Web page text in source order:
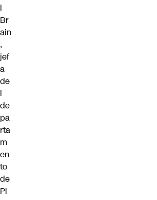
l
Br
ain
,
jef
a
de
l
de
pa
rta
m
en
to
de
Pl